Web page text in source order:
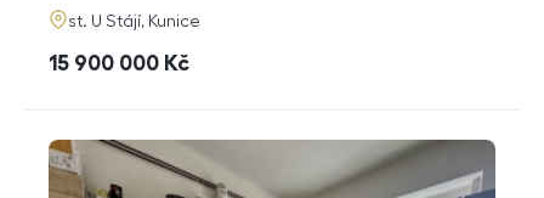
adresa
st. U Stájí, Kunice
cena
15 900 000 Kč